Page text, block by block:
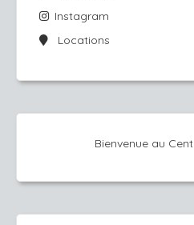
Instagram
Locations
Bienvenue au